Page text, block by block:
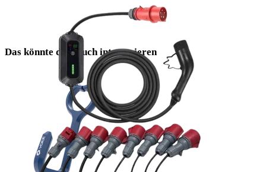
Das könnte dich auch interessieren